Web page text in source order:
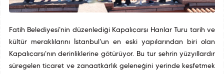
Fatih Belediyesi'nin düzenlediği Kapalıçarşı Hanlar Turu tarih ve
kültür meraklılarını İstanbul'un en eski yapılarından biri olan
Kapalıçarşı'nın derinliklerine götürüyor. Bu tur şehrin yüzyıllardır
süregelen ticaret ve zanaatkârlık geleneğini yerinde keşfetmek